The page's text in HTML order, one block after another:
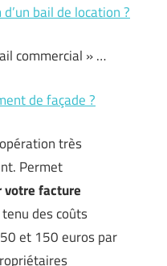
bail de location ?
commercial » …
de façade ?
très
Permet
votre facture
des coûts
et 150 euros par